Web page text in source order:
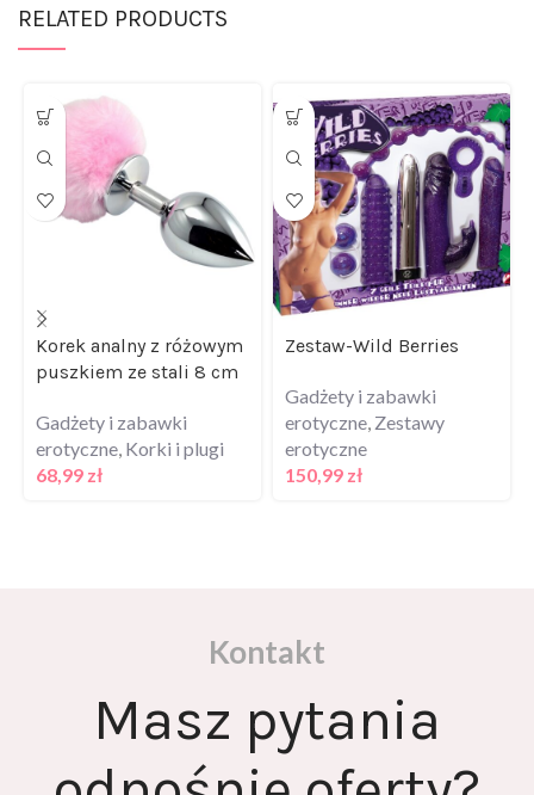
Korek analny z różowym
puszkiem ze stali 8 cm
erotyczne ,Korki i plugi
68,99zł
Zestaw-Wild Berries
erotyczne ,Zestawy
erotyczne
150,99zł
Masz pytania
odnośnie oferty?